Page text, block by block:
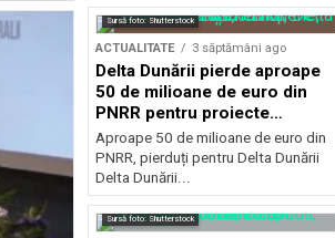
Sursă foto: Shutterstock
ACTUALITATE 3 săptămâni ago
Delta Dunării pierde aproape
50 de milioane de euro din
PNRR pentru proiecte
esențiale
Aproape 50 de milioane de euro din
PNRR, pierduți pentru Delta Dunării
Delta Dunării...
Sursă foto: Shutterstock